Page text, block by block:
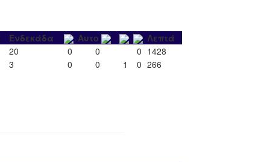
Ενδεκάδα Αυτο
Λεπτά
20 0 0 0 1428
3 0 0 1 0 266